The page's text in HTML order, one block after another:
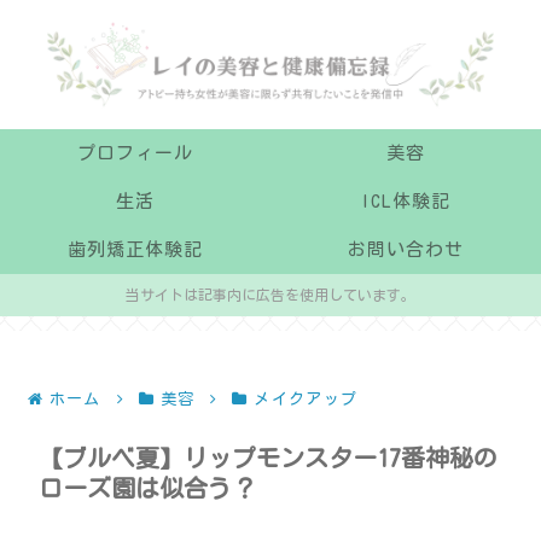
プロフィール 美容
生活 ICL体験記
歯列矯正体験記 お問い合わせ
当サイトは記事内に広告を使用しています。
ホーム 美容 メイクアップ
【ブルベ夏】リップモンスター17番神秘の
ローズ園は似合う？